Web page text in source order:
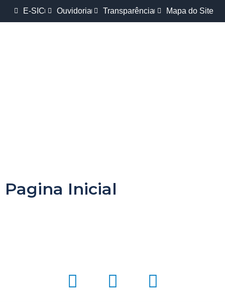
E-SIC Ouvidoria Transparência Mapa do Site
Pagina Inicial